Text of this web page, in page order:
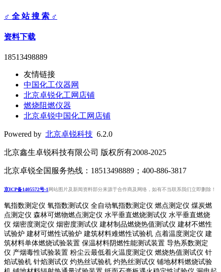
♂ 全 站 搜 索 ♂
资料下载
18513498889
友情链接
中国化工仪器网
北京卓锐化工网店铺
燃烧阻燃仪器
北京卓锐中国化工网店铺
Powered by 北京卓锐科技 6.2.0
北京鑫生卓锐科技有限公司 版权所有2008-2025
北京卓锐全国服务热线：18513498889；400-886-3817
京ICP备1405572号-1网站图片及新闻资料部分来源于合作商及网络，如有不当联系我们立即删除！
氧指数测定仪 氧指数测试仪 全自动氧指数测定仪 燃点测定仪 煤炭燃
点测定仪 森林可燃物燃点测定仪 水平垂直燃烧测试仪 水平垂直燃烧
仪 烟密度测定仪 烟密度测试仪 建材制品燃烧热值测试仪 建材不燃性
试验炉 建材可燃性试验炉 建筑材料难燃性试验机 点着温度测定仪 建
筑材料单体燃烧试验装置 保温材料阴燃性能测试装置 导热系数测定
仪 产烟毒性试验装置 粉尘云最低着火温度测定仪 燃烧热值测试仪 针
焰试验机 针焰测试仪 灼热丝试验机 灼热丝测试仪 铺地材料燃烧试验